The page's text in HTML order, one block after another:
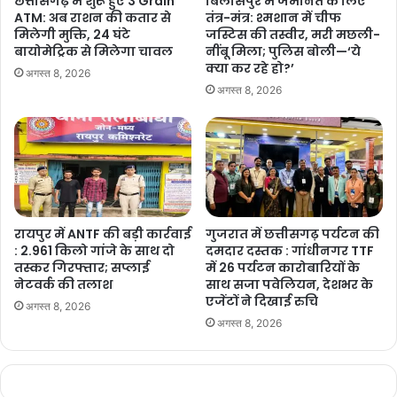
अपने परंपरागत ढोल को बजाकर नृत्य करते हैं।
दुश्मनों पर जीत के जश्न का नृत्य है सोलकिया, मंत्रोच्चार जैसे स्वर संगीत के साथ
ATM: अब राशन की कतार से
मिलेगी मुक्ति, 24 घंटे
बायोमेट्रिक से मिलेगा चावल
अगस्त 8, 2026
तंत्र-मंत्र: श्मशान में चीफ
जस्टिस की तस्वीर, मरी मछली-
नींबू मिला; पुलिस बोली—‘ये
क्या कर रहे हो?’
अगस्त 8, 2026
रायपुर में ANTF की बड़ी कार्रवाई
: 2.961 किलो गांजे के साथ दो
तस्कर गिरफ्तार; सप्लाई
नेटवर्क की तलाश
अगस्त 8, 2026
गुजरात में छत्तीसगढ़ पर्यटन की
दमदार दस्तक : गांधीनगर TTF
में 26 पर्यटन कारोबारियों के
साथ सजा पवेलियन, देशभर के
एजेंटों ने दिखाई रुचि
अगस्त 8, 2026